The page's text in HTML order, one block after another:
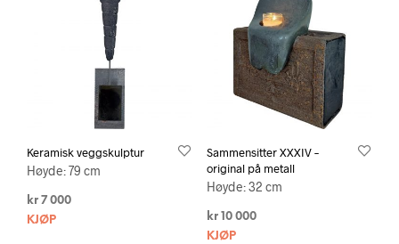
Keramisk veggskulptur
Høyde: 79 cm
kr 7 000
KJØP
Sammensitter XXXIV –
original på metall
Høyde: 32 cm
kr10 000
KJØP